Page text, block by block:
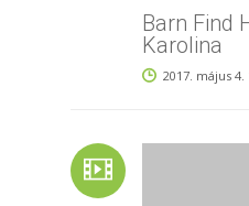
Barn Find
Karolina
2017. május 4.